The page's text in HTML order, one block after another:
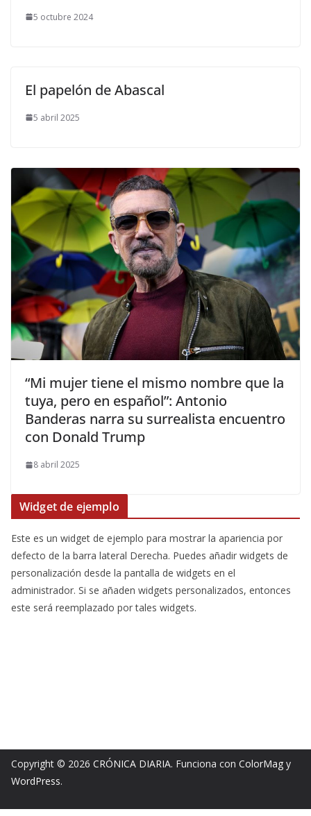
5 octubre 2024
El papelón de Abascal
5 abril 2025
​“Mi mujer tiene el mismo nombre que la
tuya, pero en español”: Antonio
Banderas narra su surrealista encuentro
con Donald Trump
8 abril 2025
Widget de ejemplo
Este es un widget de ejemplo para mostrar la apariencia por
defecto de la barra lateral Derecha. Puedes añadir widgets de
personalización desde la pantalla de widgets en el
administrador. Si se añaden widgets personalizados, entonces
este será reemplazado por tales widgets.
Copyright © 2026 CRÓNICA DIARIA. Funciona con ColorMag y
WordPress.